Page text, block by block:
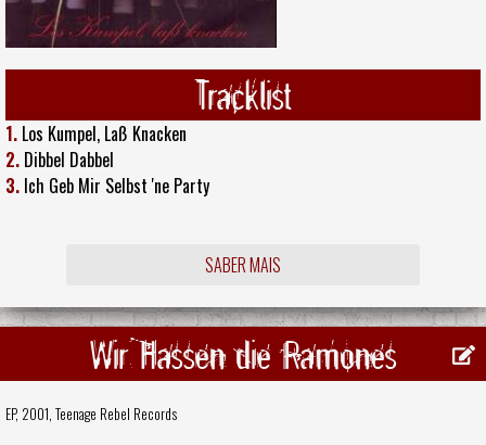
Tracklist
1. Los Kumpel, Laß Knacken
2. Dibbel Dabbel
3. Ich Geb Mir Selbst 'ne Party
SABER MAIS
Wir Hassen die Ramones
EP, 2001, Teenage Rebel Records